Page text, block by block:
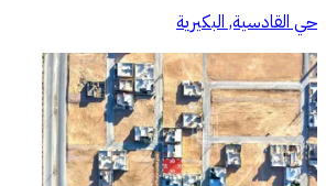
حي القادسية, البكيرية